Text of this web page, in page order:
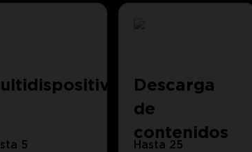
5
Descarga
de
contenidos
Hasta 25